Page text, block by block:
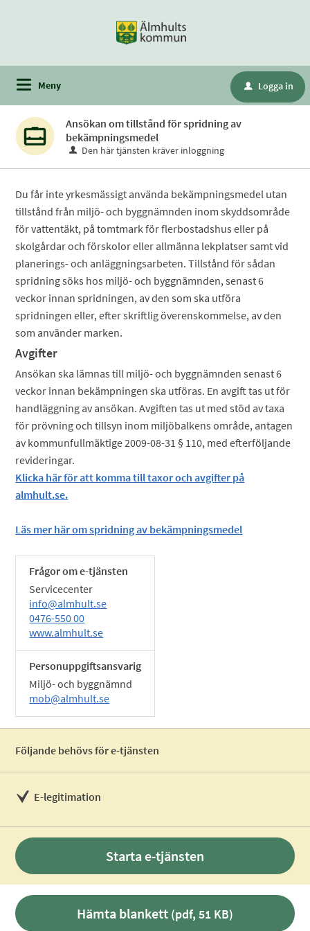
Meny u Logga in
Ansökan om tillstånd för spridning av
bekämpningsmedel
Den här tjänsten kräver inloggning
Du får inte yrkesmässigt använda bekämpningsmedel utan
tillstånd från miljö- och byggnämnden inom skyddsområde
för vattentäkt, på tomtmark för flerbostadshus eller på
skolgårdar och förskolor eller allmänna lekplatser samt vid
planerings- och anläggningsarbeten. Tillstånd för sådan
spridning söks hos miljö- och byggnämnden, senast 6
veckor innan spridningen, av den som ska utföra
spridningen eller, efter skriftlig överenskommelse, av den
som använder marken.
Avgifter
Ansökan ska lämnas till miljö- och byggnämnden senast 6
veckor innan bekämpningen ska utföras. En avgift tas ut för
handläggning av ansökan. Avgiften tas ut med stöd av taxa
för prövning och tillsyn inom miljöbalkens område, antagen
av kommunfullmäktige 2009-08-31 § 110, med efterföljande
revideringar.
Klicka här för att komma till taxor och avgifter på
almhult.se.
Läs mer här om spridning av bekämpningsmedel
Frågor om e-tjänsten
Servicecenter
info@almhult.se
0476-550 00
www.almhult.se
Personuppgiftsansvarig
Miljö- och byggnämnd
mob@almhult.se
Följande behövs för e-tjänsten
E-legitimation
Starta e-tjänsten
Hämta blankett (pdf, 51 KB)